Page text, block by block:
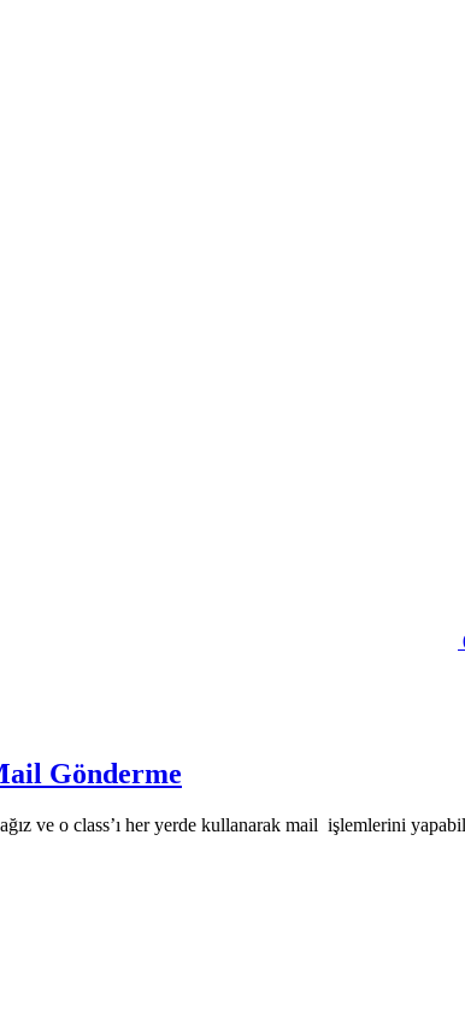
Gönderme
ve o class’ı her yerde kullanarak mail işlemlerini